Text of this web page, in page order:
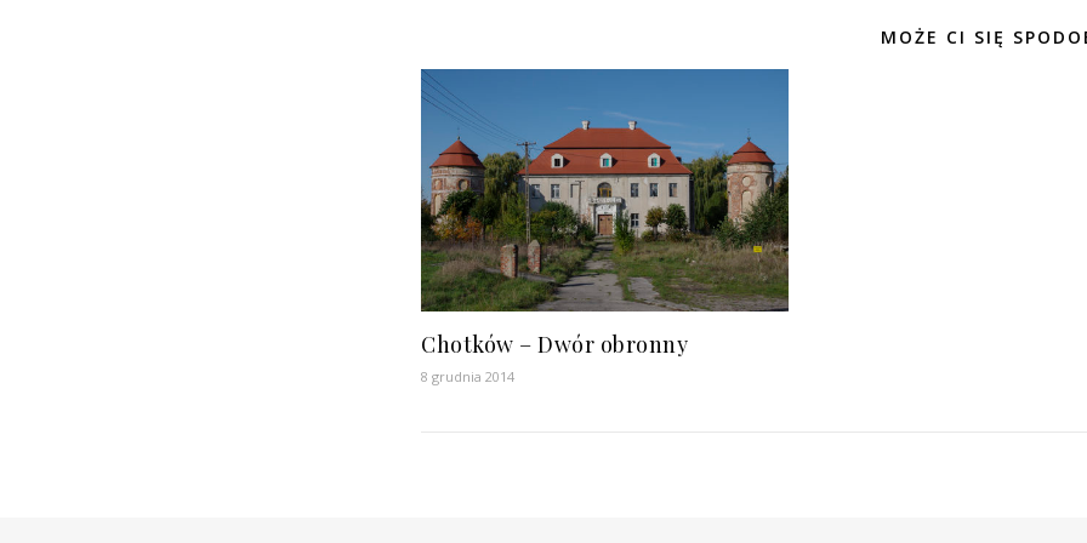
MOŻE CI SIĘ
Chotków – Dwór obronny
8 grudnia 2014